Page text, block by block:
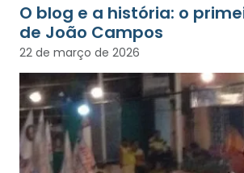
O blog e a história: o
de João Campos
22 de março de 2026